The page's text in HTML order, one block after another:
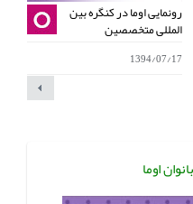
رونمایی اوما در کنگره بین
المللی متخصصین
1394/07/17
اوما